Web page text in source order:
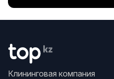
Клининговая компания